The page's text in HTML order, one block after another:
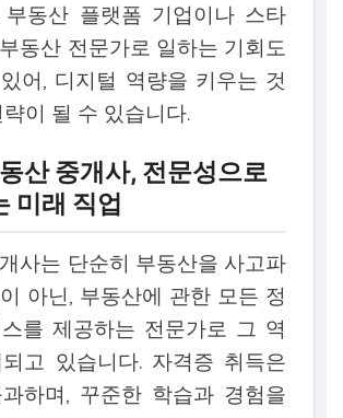
부동산 플랫폼 기업이나 스타
동산 전문가로 일하는 기회도
어, 디지털 역량을 키우는 것
이 될 수 있습니다.
산 중개사, 전문성으로
미래 직업
사는 단순히 부동산을 사고파
아닌, 부동산에 관한 모든 정
를 제공하는 전문가로 그 역
고 있습니다. 자격증 취득은
하며, 꾸준한 학습과 경험을